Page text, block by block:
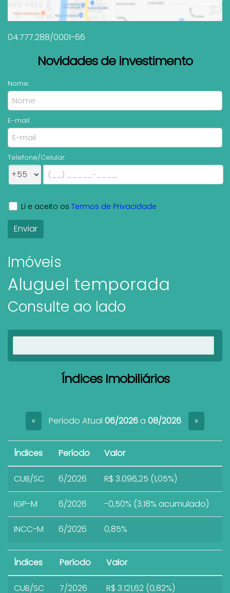
04.777.288/0001-66
Novidades de investimento
Nome:
E-mail:
Telefone/Celular:
Li e aceito os Termos de Privacidade
Imóveis
Aluguel temporada
Consulte ao lado
Índices Imobiliários
« Período Atual 06/2026a 08/2026 »
Índices Período Valor
CUB/SC 6/2026 R$ 3.096,25 (1,05%)
IGP-M 6/2026 -0,50% (3.18% acumulado)
INCC-M 6/2026 0,85%
Índices Período Valor
CUB/SC 7/2026 R$ 3.121,62 (0,82%)